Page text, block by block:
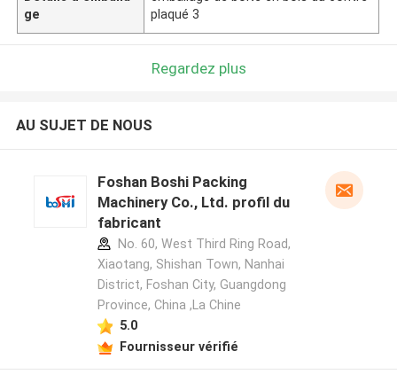
ge
plaqué 3
Regardez plus
AU SUJET DE NOUS
Foshan Boshi Packing
Machinery Co., Ltd. profil du
fabricant
No. 60, West Third Ring Road,
Xiaotang, Shishan Town, Nanhai
District, Foshan City, Guangdong
Province, China ,La Chine
5.0
Fournisseur vérifié